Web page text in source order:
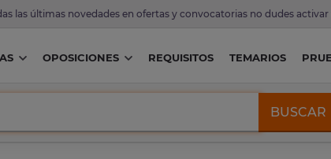
las últimas novedades en ofertas y convocatorias no dudes activar
OPOSICIONES REQUISITOS TEMARIOS
BUSCAR